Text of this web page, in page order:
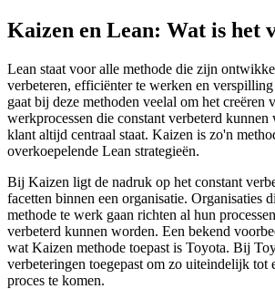
Kaizen en Lean: Wat is het
Lean staat voor alle methode die zijn
verbeteren, efficiënter te werken en
gaat bij deze methoden veelal om het creëren
werkprocessen die constant verbeterd
klant altijd centraal staat. Kaizen is zo'n
overkoepelende Lean strategieën.
Bij Kaizen ligt de nadruk op het constant
facetten binnen een organisatie. Organisaties
methode te werk gaan richten al hun
verbeterd kunnen worden. Een bekend
wat Kaizen methode toepast is Toyota. Bij
verbeteringen toegepast om zo uiteindelijk tot
proces te komen.